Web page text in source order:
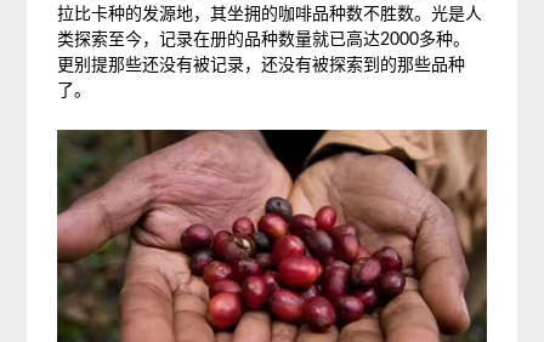
拉比卡种的发源地，其坐拥的咖啡品种数不胜数。光是人
类探索至今，记录在册的品种数量就已高达2000多种。
更别提那些还没有被记录，还没有被探索到的那些品种
了。